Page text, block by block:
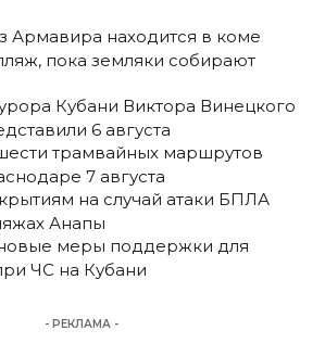
Армавира находится в коме
пока земляки собирают
Кубани Виктора Винецкого
6 августа
трамвайных маршрутов
7 августа
на случай атаки БПЛА
Анапы
меры поддержки для
ЧС на Кубани
- РЕКЛАМА -